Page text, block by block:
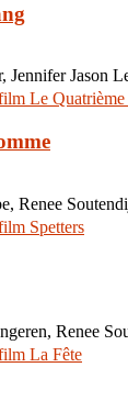
Jennifer Jason
Renee
Renee